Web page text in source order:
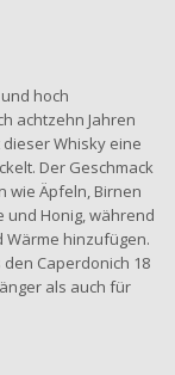
hoch
achtzehn Jahren
Whisky eine
Der Geschmack
wie Äpfeln, Birnen
und Honig, während
Wärme hinzufügen.
Caperdonich 18
als auch für